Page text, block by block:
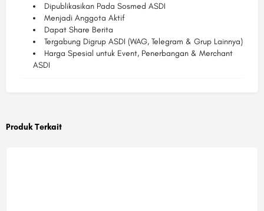
Dipublikasikan Pada Sosmed ASDI
Menjadi Anggota Aktif
Dapat Share Berita
Tergabung Digrup ASDI (WAG, Telegram & Grup Lainnya)
Harga Spesial untuk Event, Penerbangan & Merchant
ASDI
Produk Terkait